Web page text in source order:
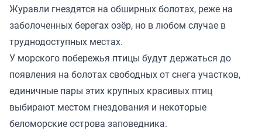
Журавли гнездятся на обширных болотах, реже на
заболоченных берегах озёр, но в любом случае в
труднодоступных местах.
У морского побережья птицы будут держаться до
появления на болотах свободных от снега участков,
единичные пары этих крупных красивых птиц
выбирают местом гнездования и некоторые
беломорские острова заповедника.